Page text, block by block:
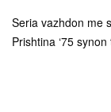
Seria vazhdon me
Prishtina ‘75